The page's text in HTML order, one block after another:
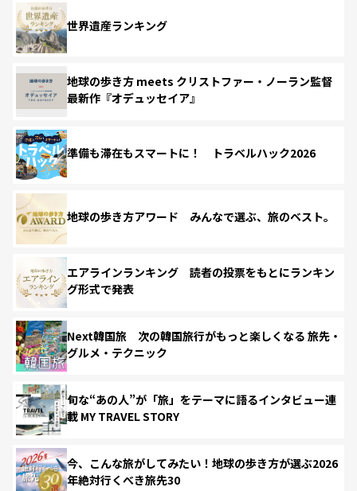
世界遺産ランキング
地球の歩き方 meets クリストファー・ノーラン監督
最新作『オデュッセイア』
準備も滞在もスマートに！ トラベルハック2026
地球の歩き方アワード みんなで選ぶ、旅のベスト。
エアラインランキング 読者の投票をもとにランキン
グ形式で発表
Next韓国旅 次の韓国旅行がもっと楽しくなる 旅先・
グルメ・テクニック
旬な“あの人”が「旅」をテーマに語るインタビュー連
載 MY TRAVEL STORY
今、こんな旅がしてみたい！地球の歩き方が選ぶ2026
年絶対行くべき旅先30